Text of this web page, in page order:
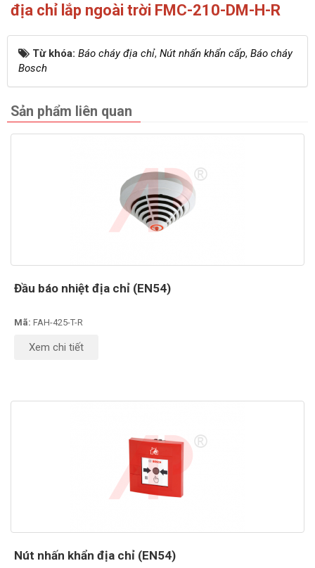
địa chỉ lắp ngoài trời FMC-210-DM-H-R
Từ khóa: Báo cháy địa chỉ, Nút nhấn khẩn cấp, Báo cháy
Bosch
Sản phẩm liên quan
Đầu báo nhiệt địa chỉ (EN54)
Mã: FAH-425-T-R
Xem chi tiết
Nút nhấn khẩn địa chỉ (EN54)